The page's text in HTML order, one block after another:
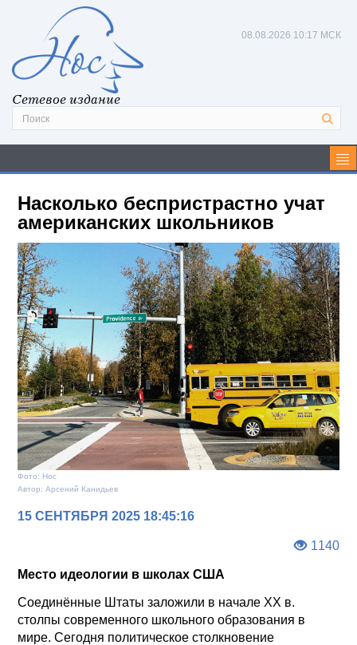
Сетевое издание
08.08.2026 10:17 МСК
Насколько беспристрастно учат
американских школьников
Фото: Нос
Автор: Арсений Канидьев
15 СЕНТЯБРЯ 2025 18:45:16
1140
Место идеологии в школах США
Соединённые Штаты заложили в начале XX в.
столпы современного школьного образования в
мире. Сегодня политическое столкновение